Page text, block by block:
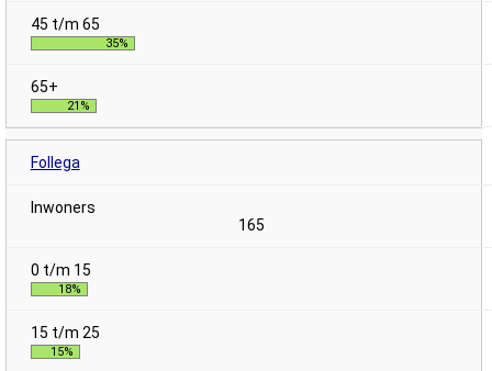
35%
21%
Follega
165
18%
15%